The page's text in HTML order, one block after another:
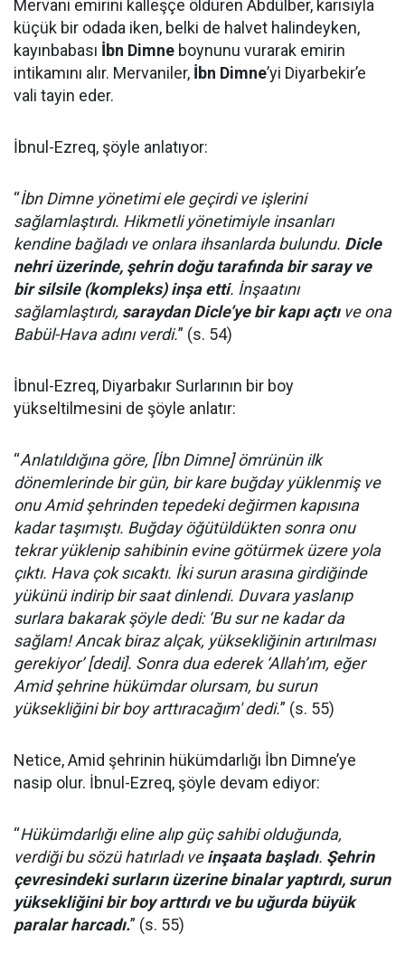
Mervani emirini kalleşçe öldüren Abdülber, karısıyla
küçük bir odada iken, belki de halvet halindeyken,
kayınbabası İbn Dimne boynunu vurarak emirin
intikamını alır. Mervaniler, İbn Dimne’yi Diyarbekir’e
vali tayin eder.
İbnul-Ezreq, şöyle anlatıyor:
“İbn Dimne yönetimi ele geçirdi ve işlerini
sağlamlaştırdı. Hikmetli yönetimiyle insanları
kendine bağladı ve onlara ihsanlarda bulundu. Dicle
nehri üzerinde, şehrin doğu tarafında bir saray ve
bir silsile (kompleks) inşa etti. İnşaatını
sağlamlaştırdı, saraydan Dicle’ye bir kapı açtıve ona
Babül-Hava adını verdi.” (s. 54)
İbnul-Ezreq, Diyarbakır Surlarının bir boy
yükseltilmesini de şöyle anlatır:
“Anlatıldığına göre, [İbn Dimne] ömrünün ilk
dönemlerinde bir gün, bir kare buğday yüklenmiş ve
onu Amid şehrinden tepedeki değirmen kapısına
kadar taşımıştı. Buğday öğütüldükten sonra onu
tekrar yüklenip sahibinin evine götürmek üzere yola
çıktı. Hava çok sıcaktı. İki surun arasına girdiğinde
yükünü indirip bir saat dinlendi. Duvara yaslanıp
surlara bakarak şöyle dedi: ‘Bu sur ne kadar da
sağlam! Ancak biraz alçak, yüksekliğinin artırılması
gerekiyor’ [dedi]. Sonra dua ederek ‘Allah’ım, eğer
Amid şehrine hükümdar olursam, bu surun
yüksekliğini bir boy arttıracağım' dedi.” (s. 55)
Netice, Amid şehrinin hükümdarlığı İbn Dimne’ye
nasip olur. İbnul-Ezreq, şöyle devam ediyor:
“Hükümdarlığı eline alıp güç sahibi olduğunda,
verdiği bu sözü hatırladı veinşaata başladı. Şehrin
çevresindeki surların üzerine binalar yaptırdı, surun
yüksekliğini bir boy arttırdı ve bu uğurda büyük
paralar harcadı.” (s. 55)